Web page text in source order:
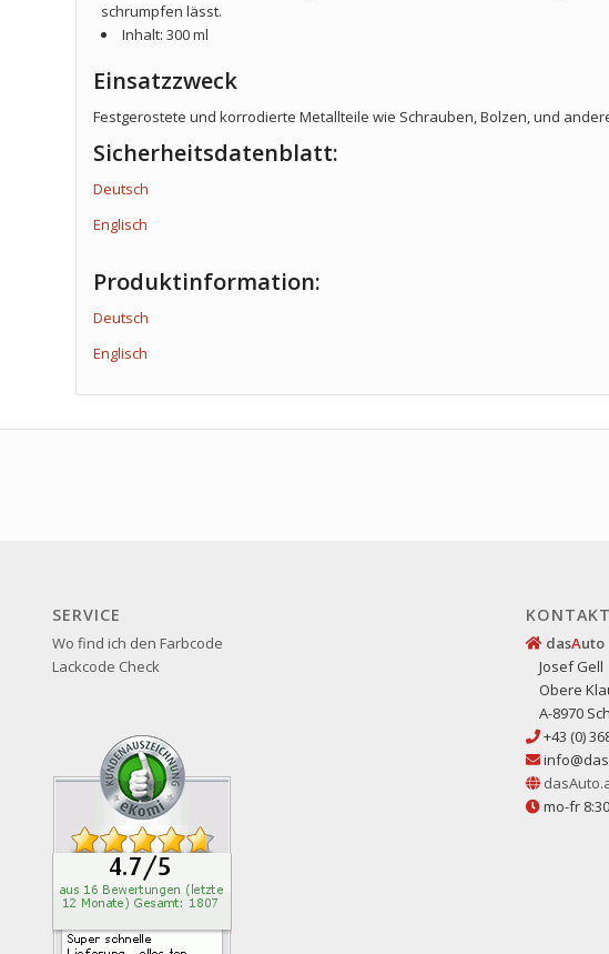
schrumpfen lässt.
Inhalt: 300 ml
Einsatzzweck
Festgerostete und korrodierte Metallteile wie Schrauben, Bolzen, und
Sicherheitsdatenblatt:
Deutsch
Englisch
Produktinformation:
Deutsch
Englisch
SERVICE
Wo find ich den Farbcode
Lackcode Check
KONTAKT
dasAuto
Josef Gell
Obere
A-8970
+43 (0)
mo-fr